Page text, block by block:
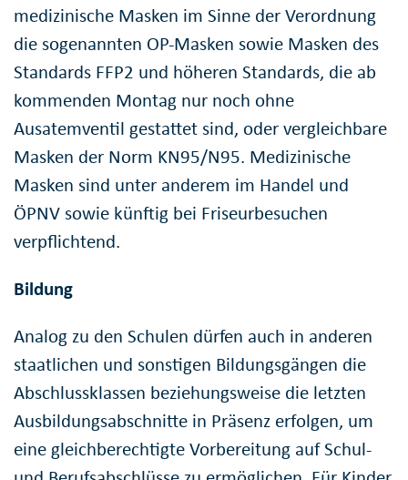
medizinische Masken im Sinne der Verordnung
die sogenannten OP-Masken sowie Masken des
Standards FFP2 und höheren Standards, die ab
kommenden Montag nur noch ohne
Ausatemventil gestattet sind, oder vergleichbare
Masken der Norm KN95/N95. Medizinische
Masken sind unter anderem im Handel und
ÖPNV sowie künftig bei Friseurbesuchen
verpflichtend.
Bildung
Analog zu den Schulen dürfen auch in anderen
staatlichen und sonstigen Bildungsgängen die
Abschlussklassen beziehungsweise die letzten
Ausbildungsabschnitte in Präsenz erfolgen, um
eine gleichberechtigte Vorbereitung auf Schul-